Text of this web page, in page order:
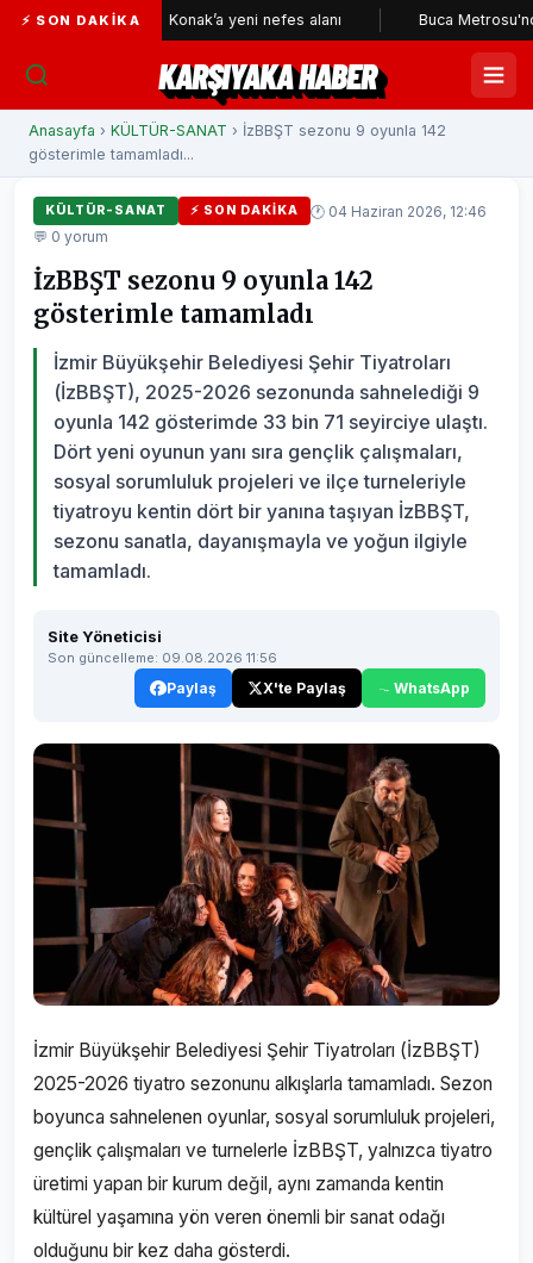
⚡ SON DAKIKAKonak’a yeni nefes alanı Buca Metrosu'nda
KARŞIYAKA HABER
Anasayfa › KÜLTÜR-SANAT › İzBBŞT sezonu 9 oyunla 142
gösterimle tamamladı...
KÜLTÜR-SANAT ⚡ SON DAKIKA
🕐 04 Haziran 2026, 12:46
💬 0 yorum
İzBBŞT sezonu 9 oyunla 142
gösterimle tamamladı
İzmir Büyükşehir Belediyesi Şehir Tiyatroları
(İzBBŞT), 2025-2026 sezonunda sahnelediği 9
oyunla 142 gösterimde 33 bin 71 seyirciye ulaştı.
Dört yeni oyunun yanı sıra gençlik çalışmaları,
sosyal sorumluluk projeleri ve ilçe turneleriyle
tiyatroyu kentin dört bir yanına taşıyan İzBBŞT,
sezonu sanatla, dayanışmayla ve yoğun ilgiyle
tamamladı.
Site Yöneticisi
Son güncelleme: 09.08.2026 11:56
Paylaş X'te Paylaş WhatsApp
İzmir Büyükşehir Belediyesi Şehir Tiyatroları (İzBBŞT)
2025-2026 tiyatro sezonunu alkışlarla tamamladı. Sezon
boyunca sahnelenen oyunlar, sosyal sorumluluk projeleri,
gençlik çalışmaları ve turnelerle İzBBŞT, yalnızca tiyatro
üretimi yapan bir kurum değil, aynı zamanda kentin
kültürel yaşamına yön veren önemli bir sanat odağı
olduğunu bir kez daha gösterdi.